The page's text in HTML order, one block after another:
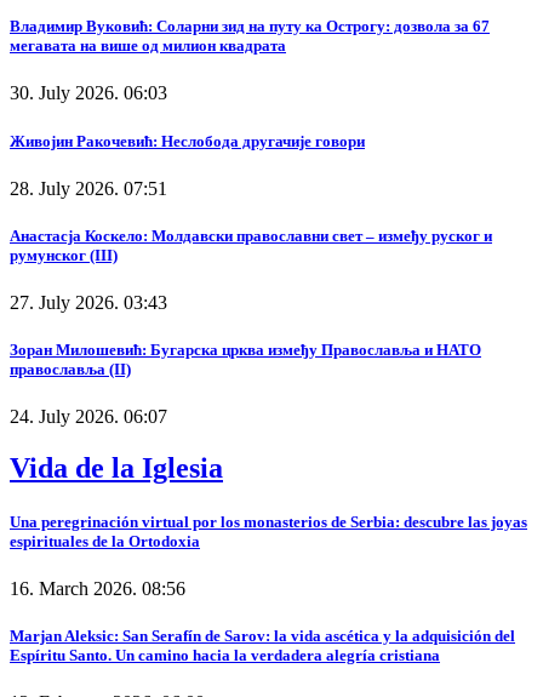
Владимир Вуковић: Соларни зид на путу ка Острогу: дозвола за 67
мегавата на више од милион квадрата
30. July 2026. 06:03
Живојин Ракочевић: Неслобода другачије говори
28. July 2026. 07:51
Анастасја Коскело: Молдавски православни свет – између руског и
румунског (III)
27. July 2026. 03:43
Зоран Милошевић: Бугарска црква између Православља и НАТО
православља (II)
24. July 2026. 06:07
Vida de la Iglesia
Una peregrinación virtual por los monasterios de Serbia: descubre las joyas
espirituales de la Ortodoxia
16. March 2026. 08:56
Marjan Aleksic: San Serafín de Sarov: la vida ascética y la adquisición del
Espíritu Santo. Un camino hacia la verdadera alegría cristiana